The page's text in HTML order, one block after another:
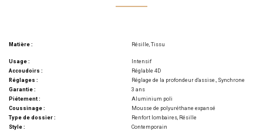
Matière : Résille, Tissu
Usage :
Intensif
Accoudoirs :
Réglable 4D
Réglages :
Réglage de la profondeur d'assise., Synchrone
Garantie :
3 ans
Piétement :
Aluminium poli
Coussinage :
Mousse de polyuréthane expansé
Type de dossier :
Renfort lombaires, Résille
Style :
Contemporain